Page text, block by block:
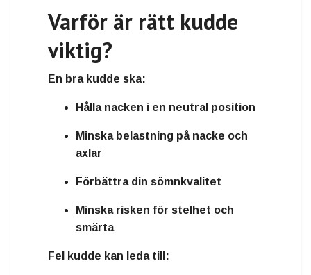
Varför är rätt kudde
viktig?
En bra kudde ska:
Hålla nacken i en neutral position
Minska belastning på nacke och
axlar
Förbättra din sömnkvalitet
Minska risken för stelhet och
smärta
Fel kudde kan leda till: